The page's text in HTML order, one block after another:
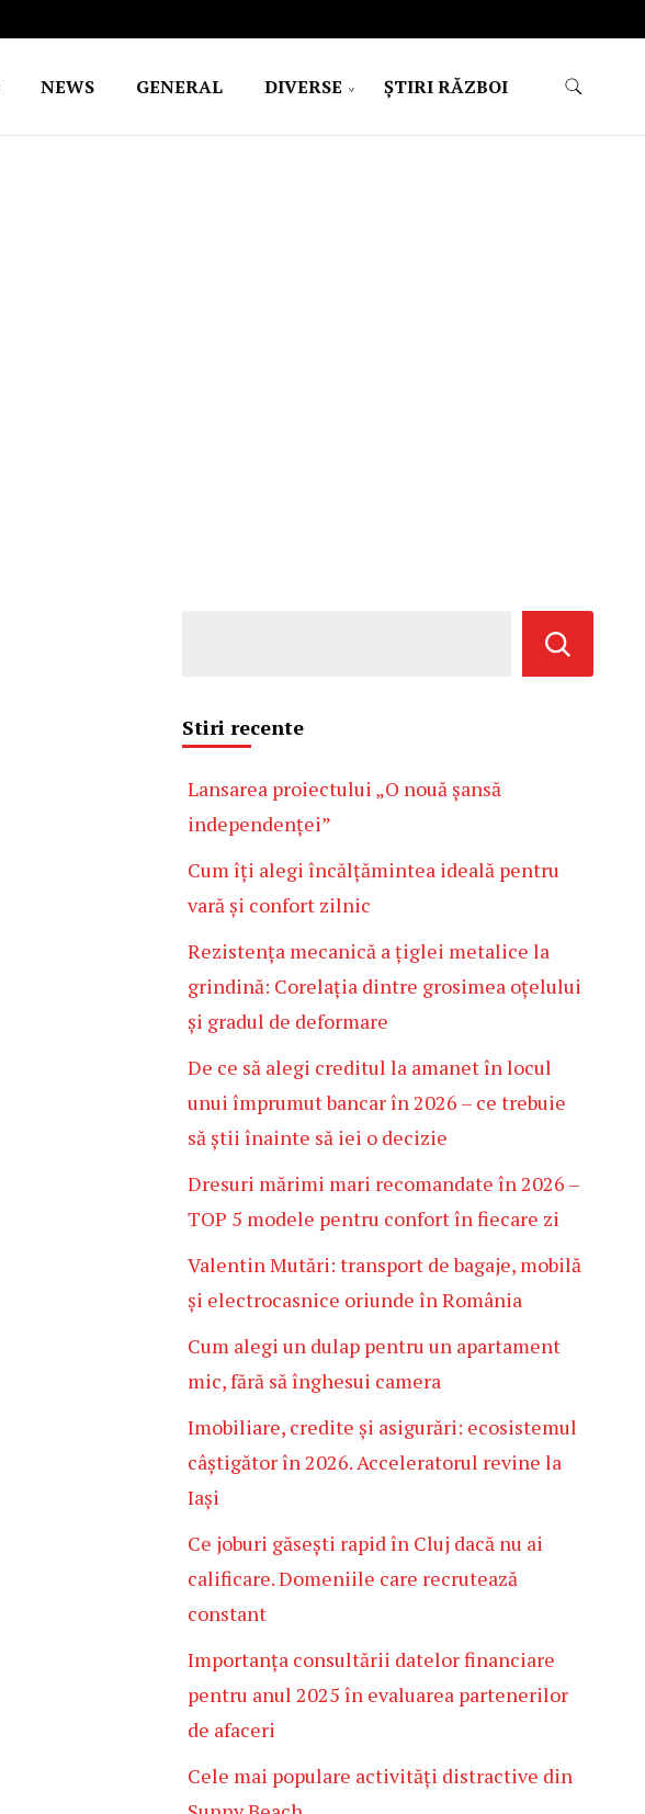
NEWS GENERAL DIVERSE ŞTIRI RĂZBOI
Stiri recente
Lansarea proiectului „O nouă șansă
independenței”
Cum îți alegi încălțămintea ideală pentru
vară și confort zilnic
Rezistența mecanică a țiglei metalice la
grindină: Corelația dintre grosimea oțelului
și gradul de deformare
De ce să alegi creditul la amanet în locul
unui împrumut bancar în 2026 – ce trebuie
să știi înainte să iei o decizie
Dresuri mărimi mari recomandate în 2026 –
TOP 5 modele pentru confort în fiecare zi
Valentin Mutări: transport de bagaje, mobilă
și electrocasnice oriunde în România
Cum alegi un dulap pentru un apartament
mic, fără să înghesui camera
Imobiliare, credite și asigurări: ecosistemul
câștigător în 2026. Acceleratorul revine la
Iași
Ce joburi găsești rapid în Cluj dacă nu ai
calificare. Domeniile care recrutează
constant
Importanța consultării datelor financiare
pentru anul 2025 în evaluarea partenerilor
de afaceri
Cele mai populare activități distractive din